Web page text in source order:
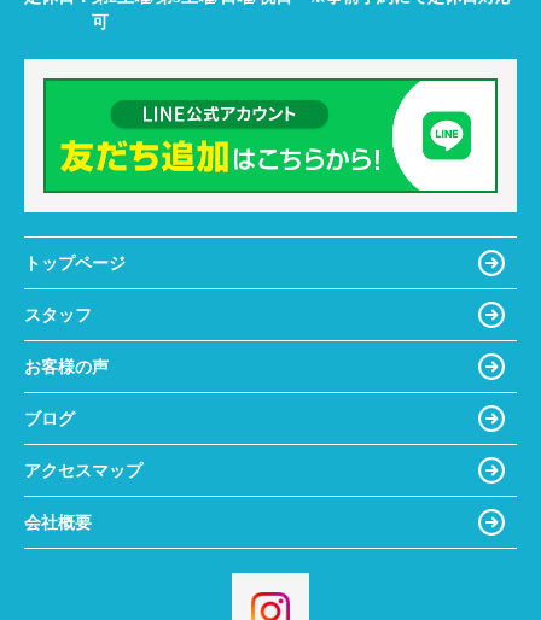
可
トップページ
スタッフ
お客様の声
ブログ
アクセスマップ
会社概要